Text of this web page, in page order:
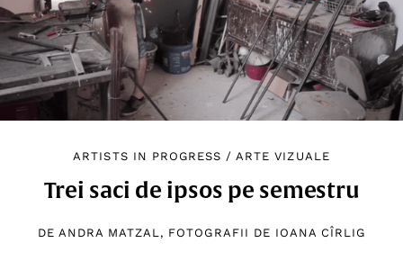
ARTISTS IN PROGRESS /ARTE VIZUALE
Trei saci de ipsos pe semestru
DE ANDRA MATZAL, FOTOGRAFII DE IOANA CÎRLIG